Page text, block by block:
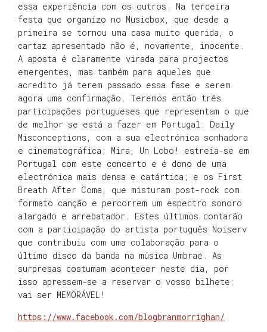
essa experiência com os outros. Na terceira
festa que organizo no Musicbox, que desde a
primeira se tornou uma casa muito querida, o
cartaz apresentado não é, novamente, inocente.
A aposta é claramente virada para projectos
emergentes, mas também para aqueles que
acredito já terem passado essa fase e serem
agora uma confirmação. Teremos então três
participações portugueses que representam o que
de melhor se está a fazer em Portugal: Daily
Misconceptions, com a sua electrónica sonhadora
e cinematográfica; Mira, Un Lobo! estreia-se em
Portugal com este concerto e é dono de uma
electrónica mais densa e catártica; e os First
Breath After Coma, que misturam post-rock com
formato canção e percorrem um espectro sonoro
alargado e arrebatador. Estes últimos contarão
com a participação do artista português Noiserv
que contribuiu com uma colaboração para o
último disco da banda na música Umbrae. As
surpresas costumam acontecer neste dia, por
isso apressem-se a reservar o vosso bilhete:
vai ser MEMORÁVEL!
https://www.facebook.com/blogbranmorrighan/